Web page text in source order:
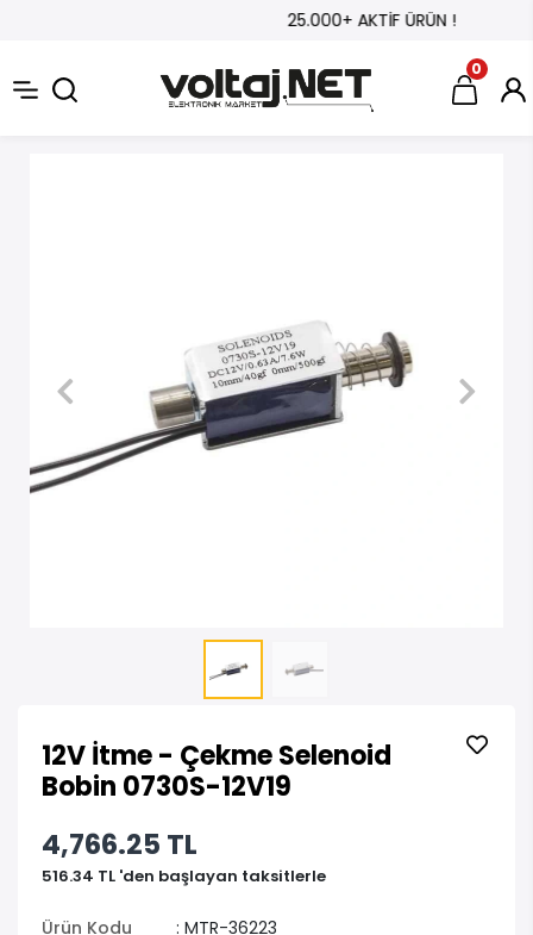
25.000+ AKTİF ÜRÜN !
0
12V İtme - Çekme Selenoid
Bobin 0730S-12V19
4,766.25 TL
516.34 TL 'den başlayan taksitlerle
Ürün Kodu
: MTR-36223